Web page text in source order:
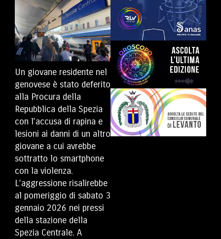
Un giovane residente nel
genovese è stato deferito
alla Procura della
Repubblica della Spezia
con l’accusa di rapina e
lesioni ai danni di un altro
giovane a cui avrebbe
sottratto lo smartphone
con la violenza.
L’aggressione risalirebbe
al pomeriggio di sabato 3
gennaio 2026 nei pressi
della stazione della
Spezia Centrale. A